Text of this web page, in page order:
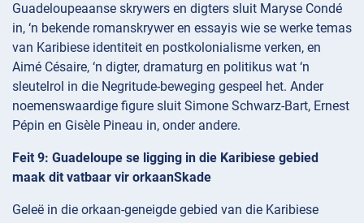
Guadeloupeaanse skrywers en digters sluit Maryse Condé
in, ‘n bekende romanskrywer en essayis wie se werke temas
van Karibiese identiteit en postkolonialisme verken, en
Aimé Césaire, ‘n digter, dramaturg en politikus wat ‘n
sleutelrol in die Negritude-beweging gespeel het. Ander
noemenswaardige figure sluit Simone Schwarz-Bart, Ernest
Pépin en Gisèle Pineau in, onder andere.
Feit 9: Guadeloupe se ligging in die Karibiese gebied
maak dit vatbaar vir orkaanSkade
Geleë in die orkaan-geneigde gebied van die Karibiese